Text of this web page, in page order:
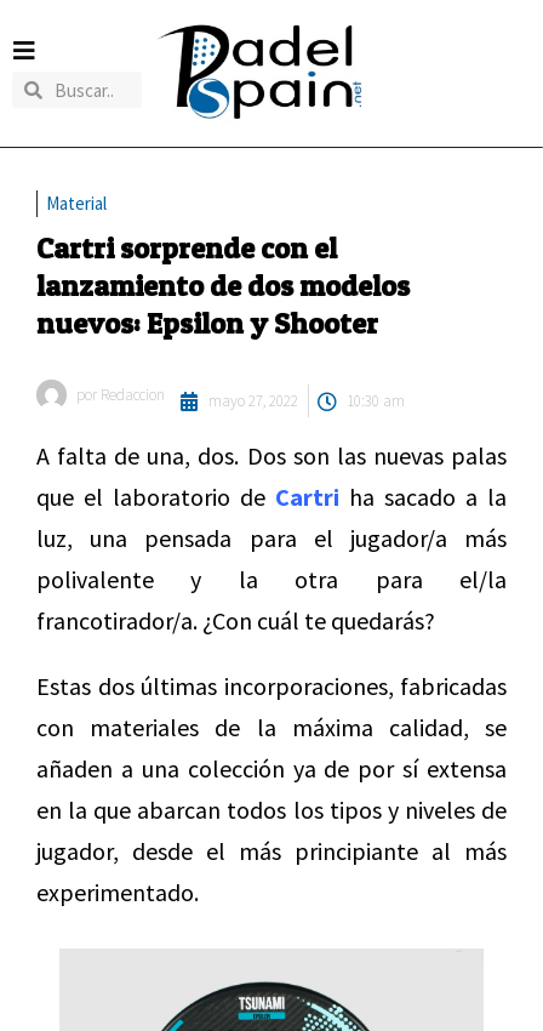
Material
Cartri sorprende con el
lanzamiento de dos modelos
nuevos: Epsilon y Shooter
por Redaccion mayo 27, 2022 10:30 am
A falta de una, dos. Dos son las nuevas palas
que el laboratorio de Cartri ha sacado a la
luz, una pensada para el jugador/a más
polivalente y la otra para el/la
francotirador/a. ¿Con cuál te quedarás?
Estas dos últimas incorporaciones, fabricadas
con materiales de la máxima calidad, se
añaden a una colección ya de por sí extensa
en la que abarcan todos los tipos y niveles de
jugador, desde el más principiante al más
experimentado.